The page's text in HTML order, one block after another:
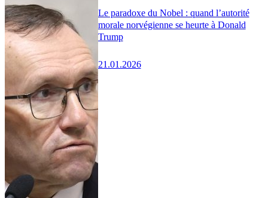
Le paradoxe du Nobel : quand l’autorité
morale norvégienne se heurte à Donald
Trump
21.01.2026